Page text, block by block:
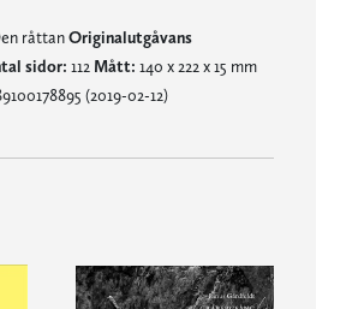
råttanOriginalutgåvans
sidor: 112 Mått: 140 x 222 x 15 mm
(2019-02-12)